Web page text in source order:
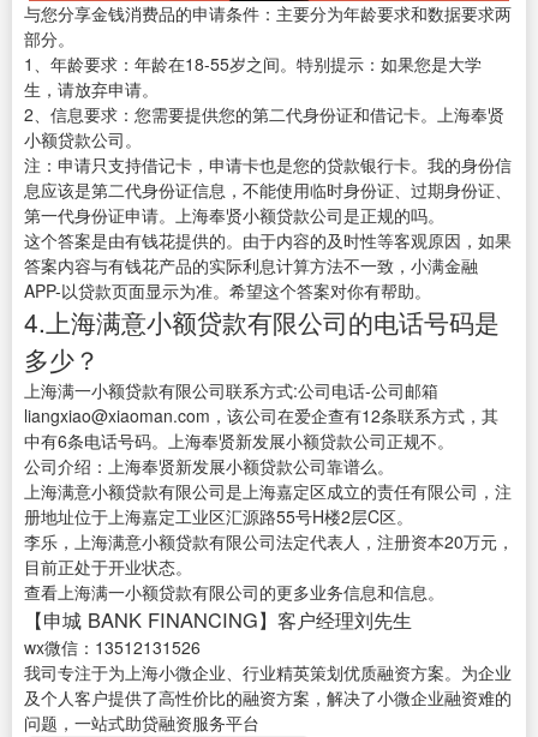
与您分享金钱消费品的申请条件：主要分为年龄要求和数据要求两
部分。
1、年龄要求：年龄在18-55岁之间。特别提示：如果您是大学
生，请放弃申请。
2、信息要求：您需要提供您的第二代身份证和借记卡。上海奉贤
小额贷款公司。
注：申请只支持借记卡，申请卡也是您的贷款银行卡。我的身份信
息应该是第二代身份证信息，不能使用临时身份证、过期身份证、
第一代身份证申请。上海奉贤小额贷款公司是正规的吗。
这个答案是由有钱花提供的。由于内容的及时性等客观原因，如果
答案内容与有钱花产品的实际利息计算方法不一致，小满金融
APP-以贷款页面显示为准。希望这个答案对你有帮助。
4.上海满意小额贷款有限公司的电话号码是
多少？
上海满一小额贷款有限公司联系方式:公司电话-公司邮箱
liangxiao@xiaoman.com，该公司在爱企查有12条联系方式，其
中有6条电话号码。上海奉贤新发展小额贷款公司正规不。
公司介绍：上海奉贤新发展小额贷款公司靠谱么。
上海满意小额贷款有限公司是上海嘉定区成立的责任有限公司，注
册地址位于上海嘉定工业区汇源路55号H楼2层C区。
李乐，上海满意小额贷款有限公司法定代表人，注册资本20万元，
目前正处于开业状态。
查看上海满一小额贷款有限公司的更多业务信息和信息。
【申城 BANK FINANCING】客户经理刘先生
wx微信：13512131526
我司专注于为上海小微企业、行业精英策划优质融资方案。为企业
及个人客户提供了高性价比的融资方案，解决了小微企业融资难的
问题，一站式助贷融资服务平台